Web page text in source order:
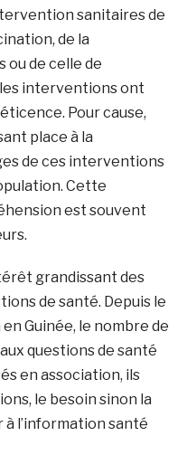
sanitaires de
de la
ou de celle de
interventions ont
Pour cause,
place à la
de ces interventions
Cette
est souvent
grandissant des
de santé. Depuis le
en Guinée, le nombre de
questions de santé
en association, ils
le besoin sinon la
à l’information santé